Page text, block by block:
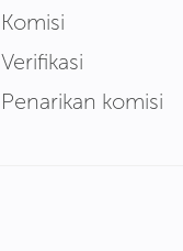
Komisi
Verifikasi
Penarikan komisi